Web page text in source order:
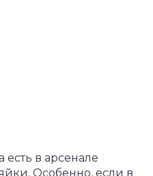
в арсенале
Особенно, если в